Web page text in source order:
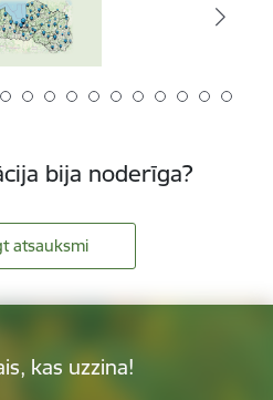
bija noderīga?
atsauksmi
kas uzzina!